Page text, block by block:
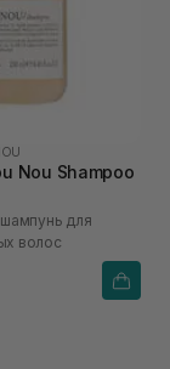
Nou Shampoo
для
волос